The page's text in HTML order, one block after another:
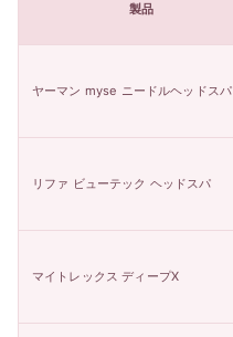
製品
ヤーマン myse ニードルヘッドスパ
リファ ビューテック ヘッドスパ
マイトレックス ディープX